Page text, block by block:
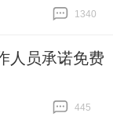
1340
人员承诺免费
445